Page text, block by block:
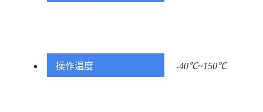
操作温度 -40℃~150℃